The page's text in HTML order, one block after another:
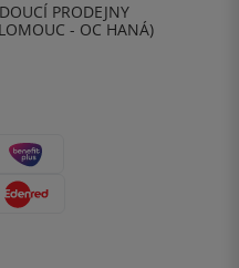
PRODEJNY
- OC HANÁ)